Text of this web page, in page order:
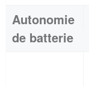
Autonomie
de batterie